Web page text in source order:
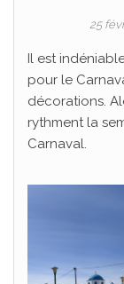
25
Il est
pour le
décorations.
rythment la
Carnaval.